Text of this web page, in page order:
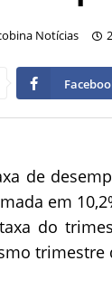
Notícias
de
em
do
trimestre